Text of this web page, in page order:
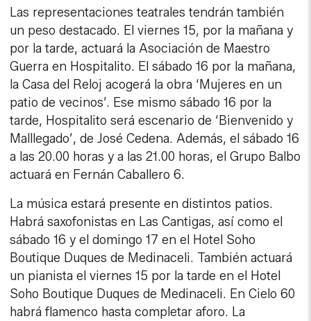
Las representaciones teatrales tendrán también
un peso destacado. El viernes 15, por la mañana y
por la tarde, actuará la Asociación de Maestro
Guerra en Hospitalito. El sábado 16 por la mañana,
la Casa del Reloj acogerá la obra ‘Mujeres en un
patio de vecinos’. Ese mismo sábado 16 por la
tarde, Hospitalito será escenario de ‘Bienvenido y
Malllegado’, de José Cedena. Además, el sábado 16
a las 20.00 horas y a las 21.00 horas, el Grupo Balbo
actuará en Fernán Caballero 6.
La música estará presente en distintos patios.
Habrá saxofonistas en Las Cantigas, así como el
sábado 16 y el domingo 17 en el Hotel Soho
Boutique Duques de Medinaceli. También actuará
un pianista el viernes 15 por la tarde en el Hotel
Soho Boutique Duques de Medinaceli. En Cielo 60
habrá flamenco hasta completar aforo. La